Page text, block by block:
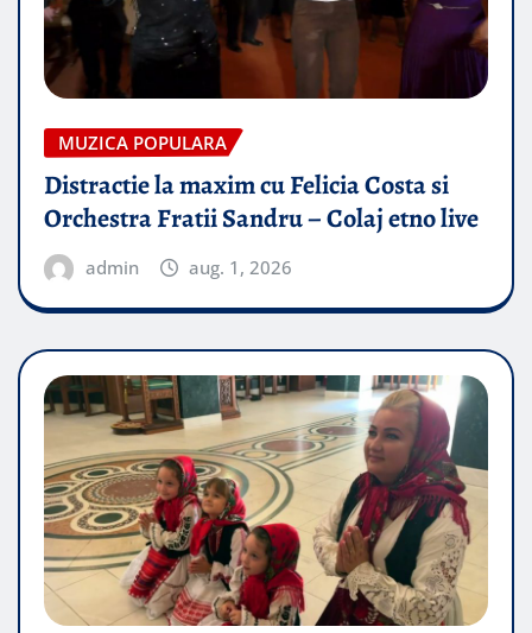
MUZICA POPULARA
Distractie la maxim cu Felicia Costa si
Orchestra Fratii Sandru – Colaj etno live
admin aug. 1, 2026